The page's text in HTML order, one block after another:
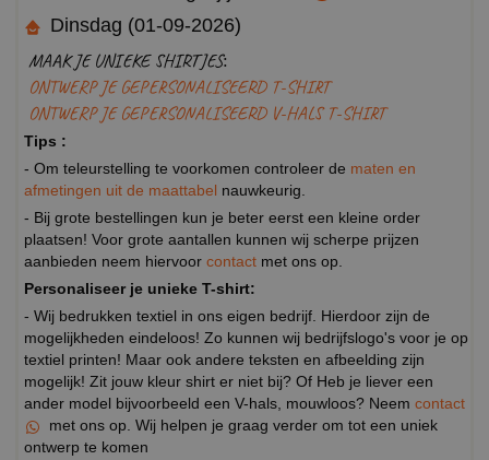
Dinsdag (01-09-2026)
MAAK JE UNIEKE SHIRTJES:
ONTWERP JE GEPERSONALISEERD T-SHIRT
ONTWERP JE GEPERSONALISEERD V-HALS T-SHIRT
Tips :
- Om teleurstelling te voorkomen controleer de maten en
afmetingen uit de maattabel nauwkeurig.
- Bij grote bestellingen kun je beter eerst een kleine order
plaatsen! Voor grote aantallen kunnen wij scherpe prijzen
aanbieden neem hiervoor contact met ons op.
Personaliseer je unieke T-shirt:
- Wij bedrukken textiel in ons eigen bedrijf. Hierdoor zijn de
mogelijkheden eindeloos! Zo kunnen wij bedrijfslogo's voor je op
textiel printen! Maar ook andere teksten en afbeelding zijn
mogelijk! Zit jouw kleur shirt er niet bij? Of Heb je liever een
ander model bijvoorbeeld een V-hals, mouwloos? Neem contact
met ons op. Wij helpen je graag verder om tot een uniek
ontwerp te komen